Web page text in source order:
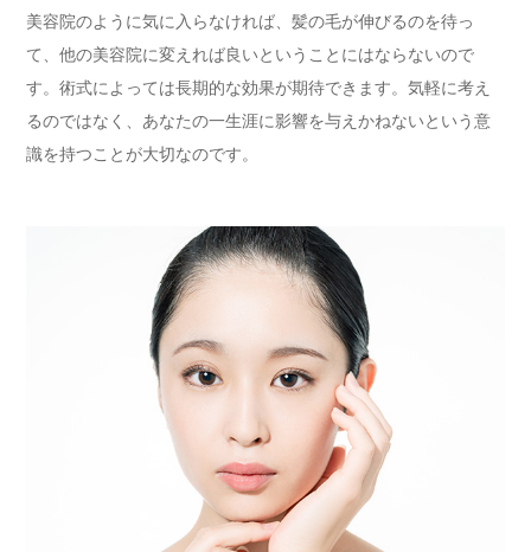
美容院のように気に入らなければ、髪の毛が伸びるのを待っ
て、他の美容院に変えれば良いということにはならないので
す。術式によっては長期的な効果が期待できます。気軽に考え
るのではなく、あなたの一生涯に影響を与えかねないという意
識を持つことが大切なのです。